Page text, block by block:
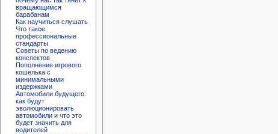
вращающимся
барабанам
Как научиться слушать
Что такое
профессиональные
стандарты
Советы по ведению
конспектов
Пополнение игрового
кошелька с
минимальными
издержками
Автомобили будущего:
как будут
эволюционировать
автомобили и что это
будет значить для
водителей